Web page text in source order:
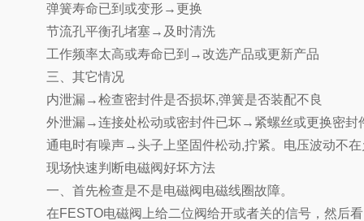
弹簧寿命已到或变形→更换
节流孔平衡孔堵塞→及时清洗
工作频率太高或寿命已到→改选产品或更新产品
三、其它情况
内泄漏→检查密封件是否损坏,弹簧是否装配不良
外泄漏→连接处松动或密封件已坏→紧螺丝或更换密封
通电时有噪声→头子上坚固件松动,拧紧。电压波动不
现场快速判断电磁阀好坏方法
一、首先检查是不是电磁阀电磁线圈故障。
在FESTO电磁阀上给二位阀给开或者关的信号，然后看